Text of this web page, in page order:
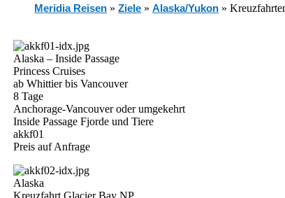
Meridia Reisen »Ziele »Alaska/Yukon »
Alaska – Inside Passage
Princess Cruises
ab Whittier bis Vancouver
8 Tage
Anchorage-Vancouver oder umgekehrt
Inside Passage Fjorde und Tiere
akkf01
Preis auf Anfrage
Alaska
Kreuzfahrt Glacier Bay NP